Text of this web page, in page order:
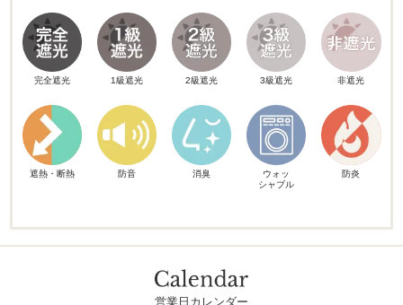
完全遮光 1級遮光 2級遮光 3級遮光 非遮光
遮熱・断熱 防音 消臭
ウォッ
シャブル
防炎
営業日カレンダー